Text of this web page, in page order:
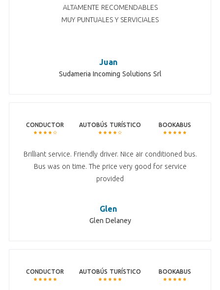
ALTAMENTE RECOMENDABLES
MUY PUNTUALES Y SERVICIALES
Juan
Sudameria Incoming Solutions Srl
CONDUCTOR AUTOBÚS TURÍSTICO BOOKABUS
Brilliant service. Friendly driver. Nice air conditioned bus.
Bus was on time. The price very good for service
provided
Glen
Glen Delaney
CONDUCTOR AUTOBÚS TURÍSTICO BOOKABUS